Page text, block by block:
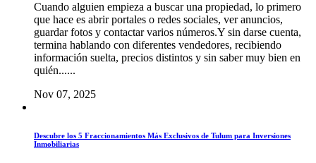
Cuando alguien empieza a buscar una propiedad, lo primero
que hace es abrir portales o redes sociales, ver anuncios,
guardar fotos y contactar varios números.Y sin darse cuenta,
termina hablando con diferentes vendedores, recibiendo
información suelta, precios distintos y sin saber muy bien en
quién......
Nov 07, 2025
Descubre los 5 Fraccionamientos Más Exclusivos de Tulum para Inversiones
Inmobiliarias